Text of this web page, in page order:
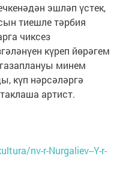
эшләп үстек,
тиешле тәрбия
чиксез
күреп йөрәгем
минем
күп нәрсәләргә
артист.
nv-r-Nurgaliev--Y-r-